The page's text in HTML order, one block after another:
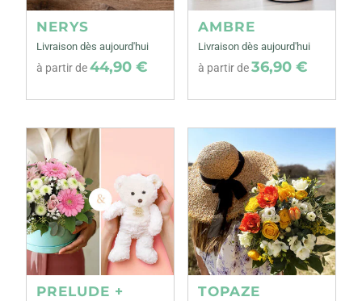
NERYS
Livraison dès aujourd'hui
à partir de44,90 €
AMBRE
Livraison dès aujourd'hui
à partir de36,90 €
PRELUDE +
TOPAZE